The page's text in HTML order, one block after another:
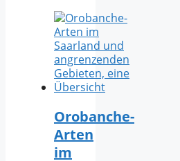
Orobanche-
Arten
im